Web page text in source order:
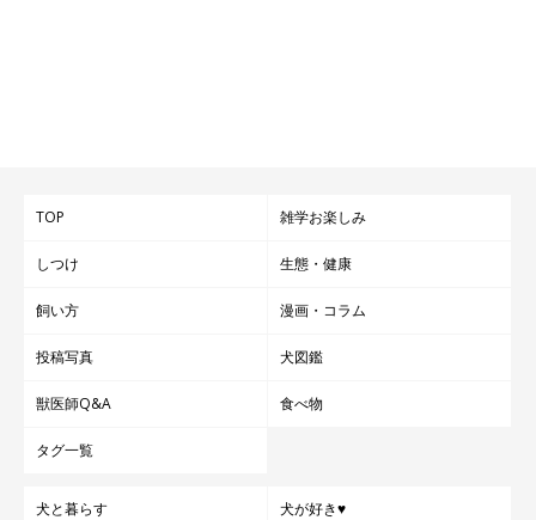
TOP 雑学お楽しみ
しつけ 生態・健康
飼い方 漫画・コラム
投稿写真 犬図鑑
獣医師Q&A 食べ物
タグ一覧
犬と暮らす 犬が好き♥